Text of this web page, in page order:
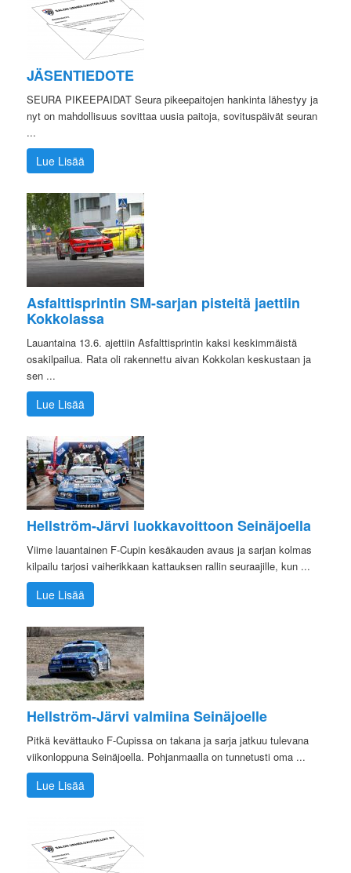
JÄSENTIEDOTE
SEURA PIKEEPAIDAT Seura pikeepaitojen hankinta lähestyy ja
nyt on mahdollisuus sovittaa uusia paitoja, sovituspäivät seuran
...
Lue Lisää
Asfalttisprintin SM-sarjan pisteitä jaettiin
Kokkolassa
Lauantaina 13.6. ajettiin Asfalttisprintin kaksi keskimmäistä
osakilpailua. Rata oli rakennettu aivan Kokkolan keskustaan ja
sen ...
Lue Lisää
Hellström-Järvi luokkavoittoon Seinäjoella
Viime lauantainen F-Cupin kesäkauden avaus ja sarjan kolmas
kilpailu tarjosi vaiherikkaan kattauksen rallin seuraajille, kun ...
Lue Lisää
Hellström-Järvi valmiina Seinäjoelle
Pitkä kevättauko F-Cupissa on takana ja sarja jatkuu tulevana
viikonloppuna Seinäjoella. Pohjanmaalla on tunnetusti oma ...
Lue Lisää